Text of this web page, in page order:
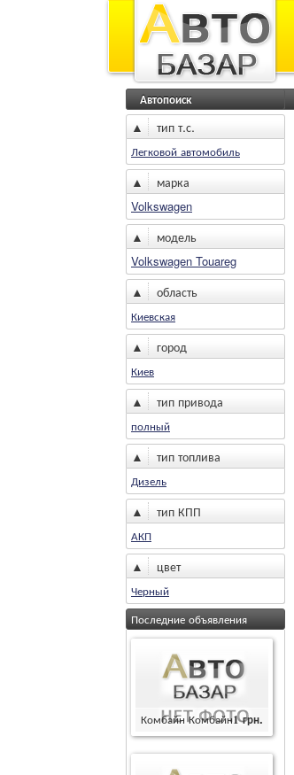
Автопоиск
▲ тип т.с.
Легковой автомобиль
▲ марка
Volkswagen
▲ модель
Volkswagen Touareg
▲ область
Киевская
▲ город
Киев
▲ тип привода
полный
▲ тип топлива
Дизель
▲ тип КПП
АКП
▲ цвет
Черный
Последние объявления
Комбайн Комбайн1 грн.